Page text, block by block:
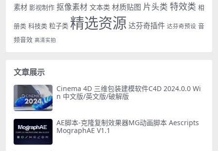
素材 影视制作 抠像素材 文本类 材质贴图 片头类 特效类 相
册类 科技类 粒子类 精选资源 达芬奇插件 达芬奇预设 音
频音效 高清实拍
文章展示
Cinema 4D 三维包装建模软件C4D 2024.0.0 Wi
n 中文版/英文版/破解版
AE脚本-克隆复制效果器MG动画脚本 Aescripts
MographAE V1.1